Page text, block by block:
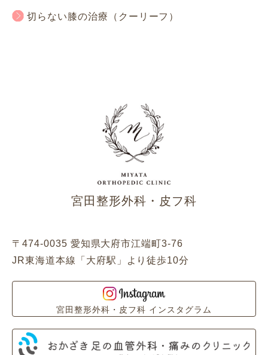
切らない膝の治療（クーリーフ）
宮田整形外科・皮フ科
〒474-0035 愛知県大府市江端町3-76
JR東海道本線「大府駅」より徒歩10分
宮田整形外科・皮フ科 インスタグラム